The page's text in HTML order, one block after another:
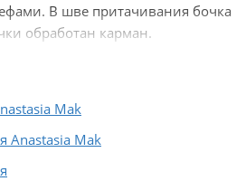
В шве притачивания бочка
обработан карман.
Mak
Anastasia Mak